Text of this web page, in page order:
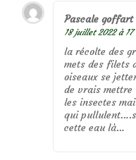
Pascale goffart
18 juillet 2022 à 17
la récolte des
mets des filets
oiseaux se
de vrais mettre
les insectes
qui
cette eau là…